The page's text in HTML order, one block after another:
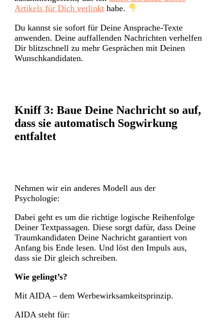
Artikels für Dich verlinkt habe.
Du kannst sie sofort für Deine Ansprache-Texte
anwenden. Deine auffallenden Nachrichten verhelfen
Dir blitzschnell zu mehr Gesprächen mit Deinen
Wunschkandidaten.
Kniff 3: Baue Deine Nachricht so auf,
dass sie automatisch Sogwirkung
entfaltet
Nehmen wir ein anderes Modell aus der
Psychologie:
Dabei geht es um die richtige logische Reihenfolge
Deiner Textpassagen. Diese sorgt dafür, dass Deine
Traumkandidaten Deine Nachricht garantiert von
Anfang bis Ende lesen. Und löst den Impuls aus,
dass sie Dir gleich schreiben.
Wie gelingt’s?
Mit AIDA – dem Werbewirksamkeitsprinzip.
AIDA steht für: